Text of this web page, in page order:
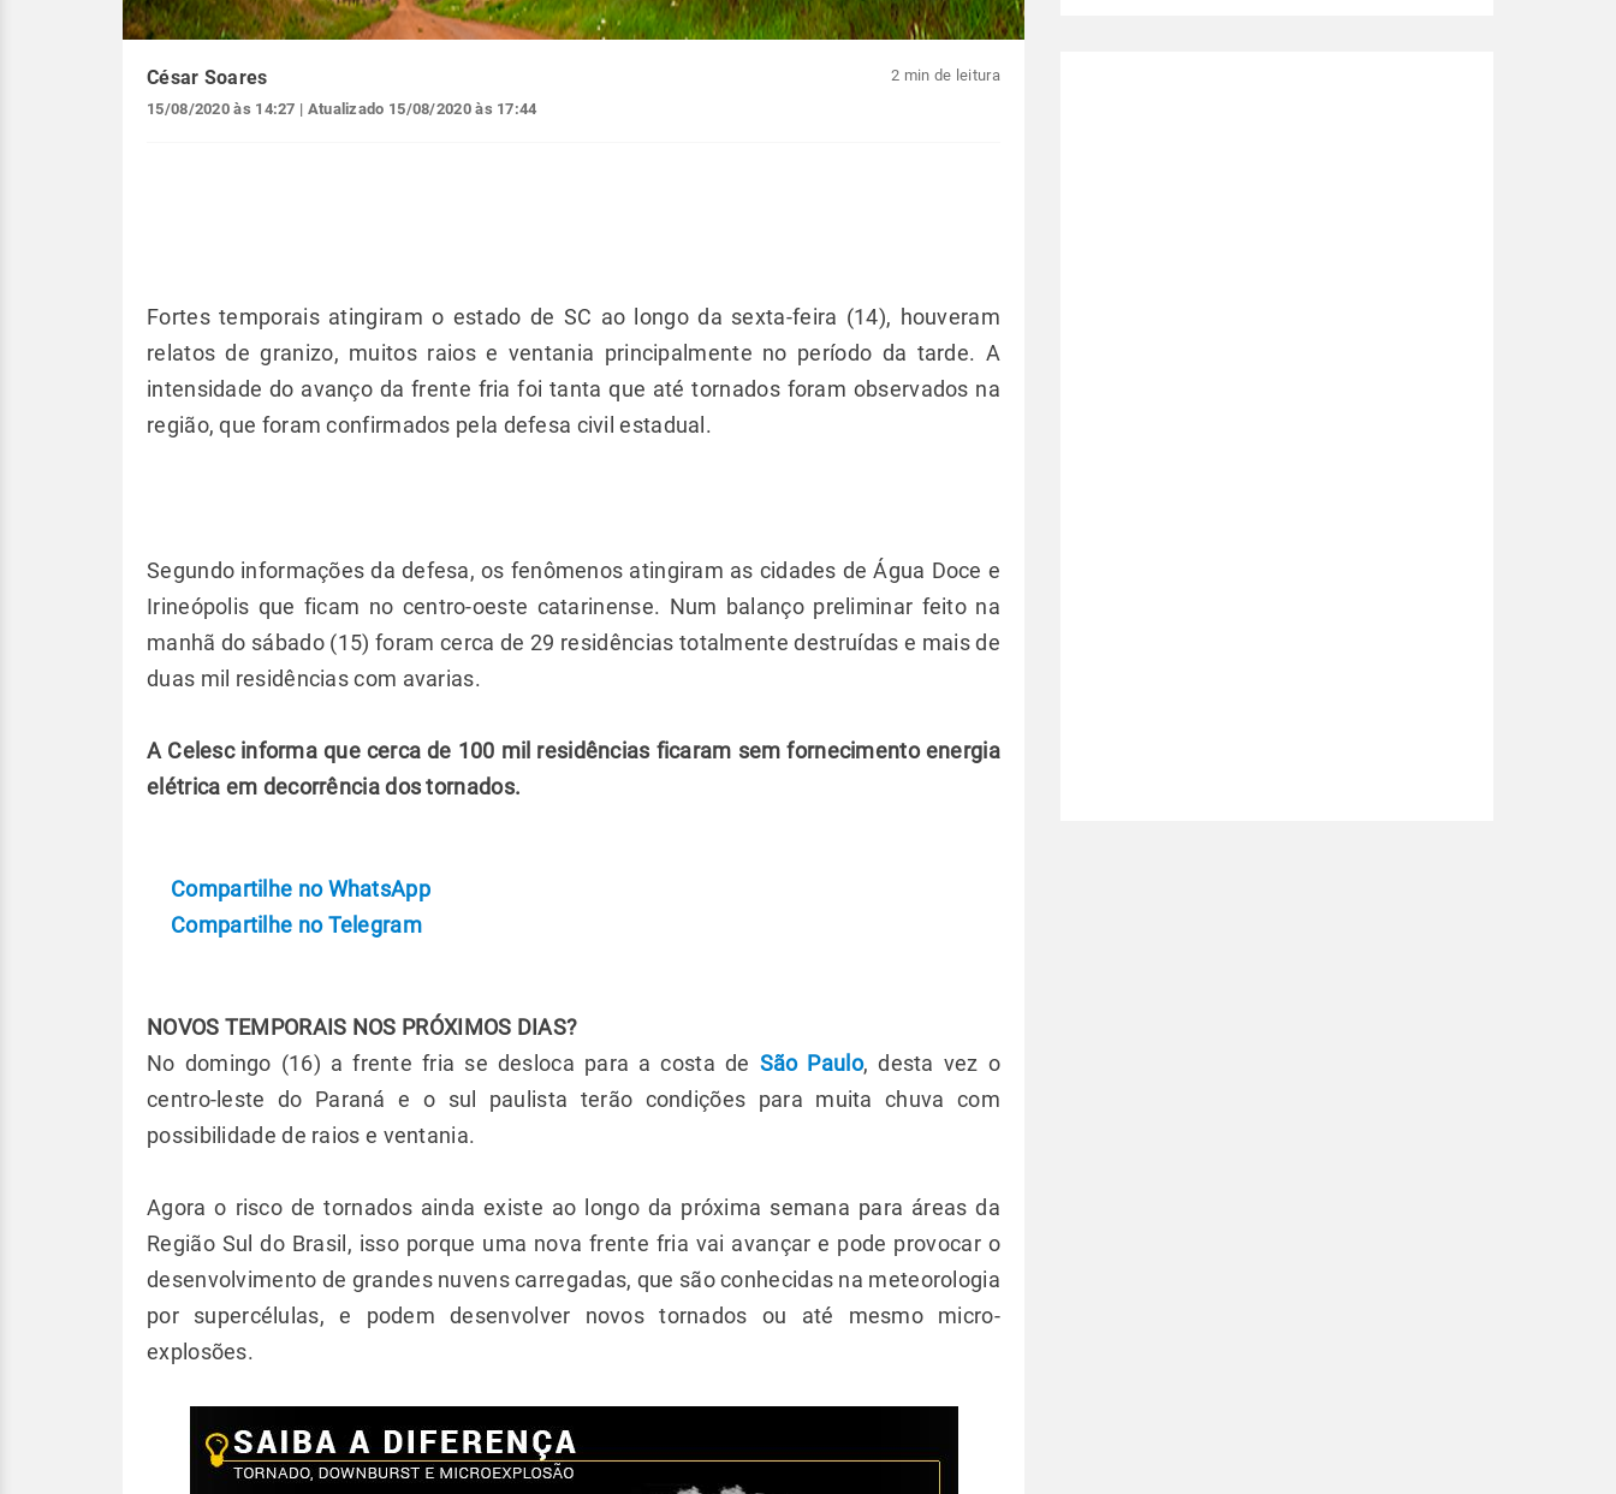
César Soares
15/08/2020 às 14:27 | Atualizado 15/08/2020 às 17:44
2 min de leitura
Fortes temporais atingiram o estado de SC ao longo da sexta-feira (14), houveram
relatos de granizo, muitos raios e ventania principalmente no período da tarde. A
intensidade do avanço da frente fria foi tanta que até tornados foram observados na
região, que foram confirmados pela defesa civil estadual.
Segundo informações da defesa, os fenômenos atingiram as cidades de Água Doce e
Irineópolis que ficam no centro-oeste catarinense. Num balanço preliminar feito na
manhã do sábado (15) foram cerca de 29 residências totalmente destruídas e mais de
duas mil residências com avarias.
A Celesc informa que cerca de 100 mil residências ficaram sem fornecimento energia
elétrica em decorrência dos tornados.
Compartilhe no WhatsApp
Compartilhe no Telegram
NOVOS TEMPORAIS NOS PRÓXIMOS DIAS?
No domingo (16) a frente fria se desloca para a costa de São Paulo, desta vez o
centro-leste do Paraná e o sul paulista terão condições para muita chuva com
possibilidade de raios e ventania.
Agora o risco de tornados ainda existe ao longo da próxima semana para áreas da
Região Sul do Brasil, isso porque uma nova frente fria vai avançar e pode provocar o
desenvolvimento de grandes nuvens carregadas, que são conhecidas na meteorologia
por supercélulas, e podem desenvolver novos tornados ou até mesmo micro-
explosões.